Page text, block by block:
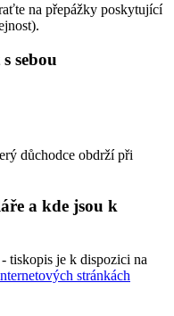
na přepážky poskytující
sebou
důchodce obdrží při
a kde jsou k
tiskopis je k dispozici na
stránkách